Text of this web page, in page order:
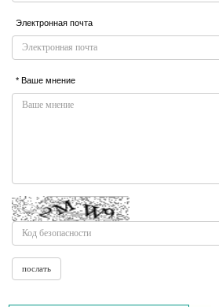
Электронная почта
* Ваше мнение